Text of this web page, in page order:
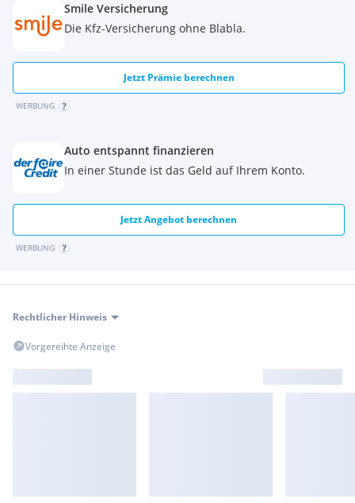
Smile Versicherung
Die Kfz-Versicherung ohne Blabla.
Jetzt Prämie berechnen
WERBUNG
Auto entspannt finanzieren
In einer Stunde ist das Geld auf Ihrem Konto.
Jetzt Angebot berechnen
WERBUNG
Rechtlicher Hinweis
Vorgereihte Anzeige